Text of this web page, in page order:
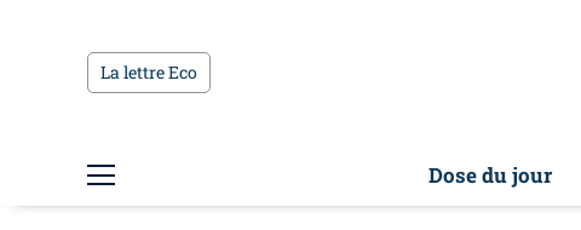
La lettre Eco
Dose du jour